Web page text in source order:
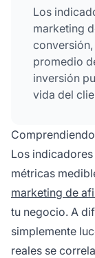
Los
marketing
conversión,
promedio
inversión
vida del
el
general del
Los
métricas
marketing de
tu negocio. A
simplemente
reales se